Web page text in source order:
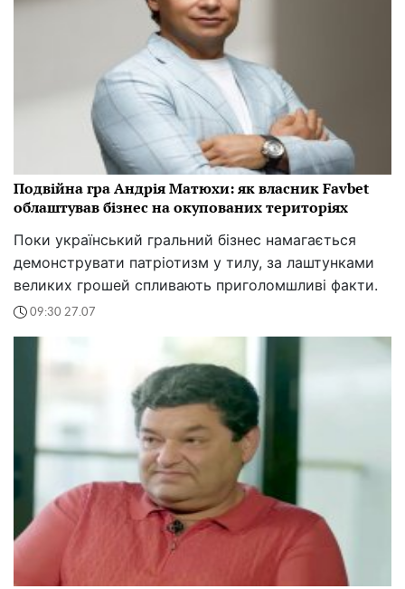
Подвійна гра Андрія Матюхи: як власник Favbet
облаштував бізнес на окупованих територіях
Поки український гральний бізнес намагається
демонструвати патріотизм у тилу, за лаштунками
великих грошей спливають приголомшливі факти.
09:30 27.07